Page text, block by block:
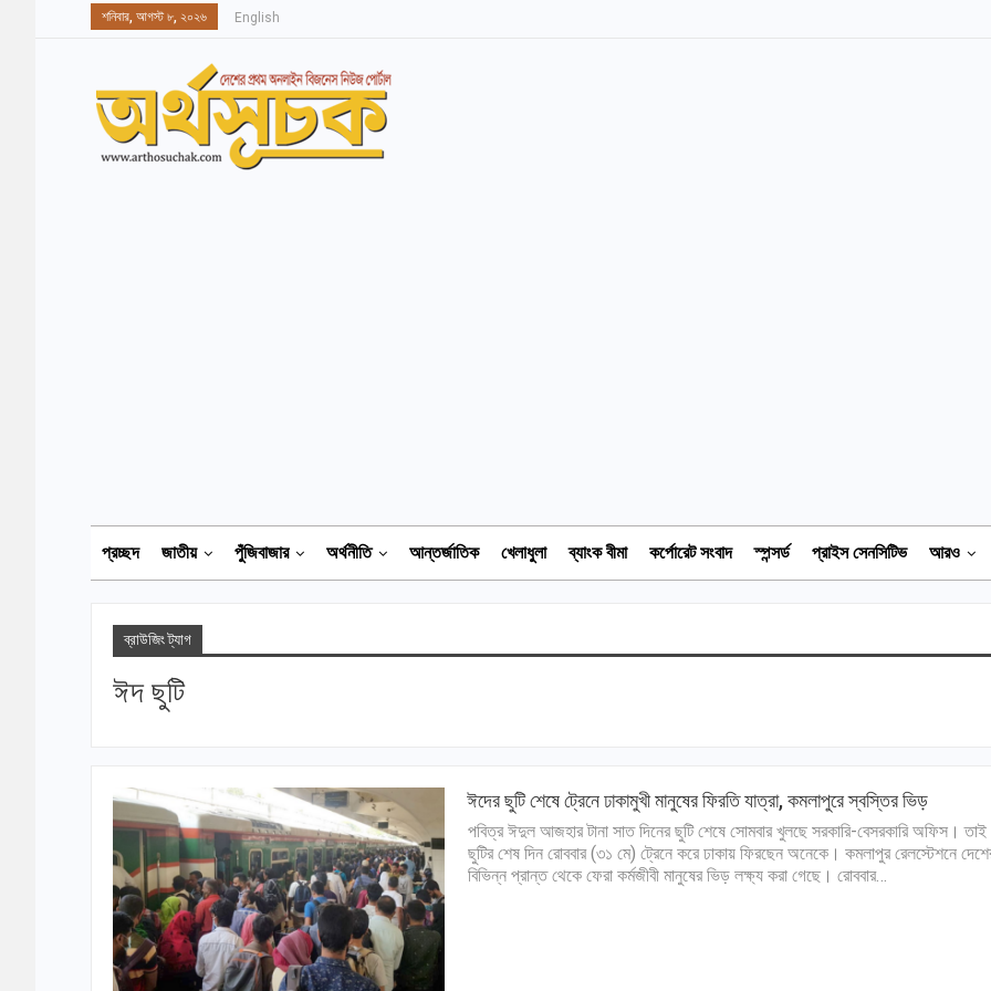
শনিবার, আগস্ট ৮, ২০২৬ English
প্রচ্ছদ জাতীয় পুঁজিবাজার অর্থনীতি আন্তর্জাতিক খেলাধুলা ব্যাংক বীমা কর্পোরেট সংবাদ স্পন্সর্ড প্রাইস সেনসিটিভ আরও
ব্রাউজিং ট্যাগ
ঈদ ছুটি
ঈদের ছুটি শেষে ট্রেনে ঢাকামুখী মানুষের ফিরতি যাত্রা, কমলাপুরে স্বস্তির ভিড়
পবিত্র ঈদুল আজহার টানা সাত দিনের ছুটি শেষে সোমবার খুলছে সরকারি-বেসরকারি অফিস। তাই
ছুটির শেষ দিন রোববার (৩১ মে) ট্রেনে করে ঢাকায় ফিরছেন অনেকে। কমলাপুর রেলস্টেশনে
বিভিন্ন প্রান্ত থেকে ফেরা কর্মজীবী মানুষের ভিড় লক্ষ্য করা গেছে। রোববার…